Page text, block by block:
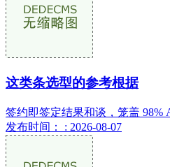
这类条选型的参考根据
签约即签定结果和谈，笼盖 98%
发布时间： : 2026-08-07